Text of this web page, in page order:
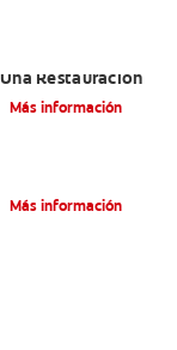
Una Restauración
Más información
Más información